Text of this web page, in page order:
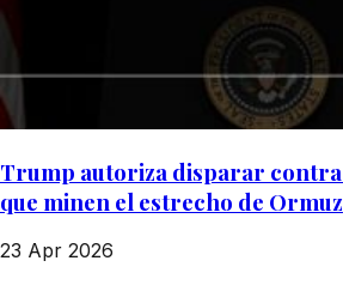
Trump autoriza disparar
que minen el estrecho de Ormuz
23 Apr 2026